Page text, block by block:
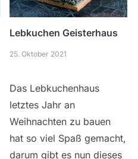
Lebkuchen Geisterhaus
25. Oktober 2021
Das Lebkuchenhaus
letztes Jahr an
Weihnachten zu bauen
hat so viel Spaß gemacht,
darum gibt es nun dieses